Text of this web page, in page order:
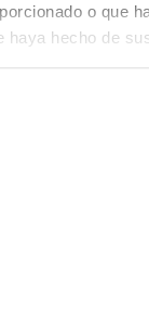
o que
haya hecho de